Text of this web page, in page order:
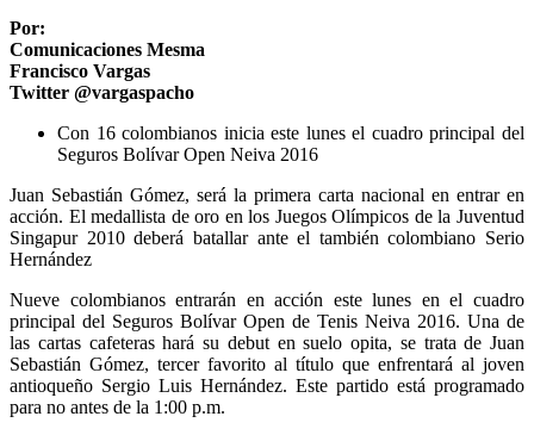
Por:
Comunicaciones Mesma
Francisco Vargas
Twitter @vargaspacho
Con 16 colombianos inicia este lunes el cuadro principal del
Seguros Bolívar Open Neiva 2016
Juan Sebastián Gómez, será la primera carta nacional en entrar en
acción. El medallista de oro en los Juegos Olímpicos de la Juventud
Singapur 2010 deberá batallar ante el también colombiano Serio
Hernández
Nueve colombianos entrarán en acción este lunes en el cuadro
principal del Seguros Bolívar Open de Tenis Neiva 2016. Una de
las cartas cafeteras hará su debut en suelo opita, se trata de Juan
Sebastián Gómez, tercer favorito al título que enfrentará al joven
antioqueño Sergio Luis Hernández. Este partido está programado
para no antes de la 1:00 p.m.